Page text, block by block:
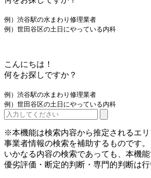
例）渋谷駅の水まわり修理業者
例）世田谷区の土日にやっている内科
こんにちは！
何をお探しですか？
例）渋谷駅の水まわり修理業者
例）世田谷区の土日にやっている内科
※本機能は検索内容から推定されるエリ
事業者情報の検索を補助するものです。
いかなる内容の検索であっても、本機
優劣評価・断定的判断・専門的判断は行